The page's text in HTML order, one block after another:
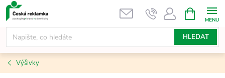
Přejít
na
obsah
HLEDAT
NÁKUPNÍ
KOŠÍK
Výšivky